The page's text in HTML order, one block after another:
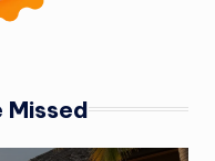
Missed